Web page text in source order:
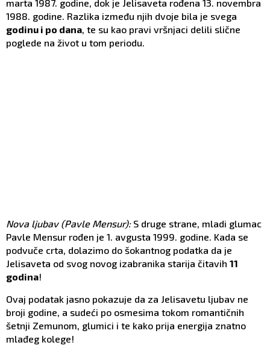
marta 1987. godine, dok je Jelisaveta rođena 13. novembra
1988. godine. Razlika između njih dvoje bila je svega
godinu i po dana, te su kao pravi vršnjaci delili slične
poglede na život u tom periodu.
Nova ljubav (Pavle Mensur): S druge strane, mladi glumac
Pavle Mensur rođen je 1. avgusta 1999. godine. Kada se
podvuče crta, dolazimo do šokantnog podatka da je
Jelisaveta od svog novog izabranika starija čitavih 11
godina!
Ovaj podatak jasno pokazuje da za Jelisavetu ljubav ne
broji godine, a sudeći po osmesima tokom romantičnih
šetnji Zemunom, glumici i te kako prija energija znatno
mlađeg kolege!